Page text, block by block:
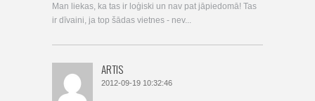
Man liekas, ka tas ir loģiski un nav pat jāpiedomā! Tas
ir dīvaini, ja top šādas vietnes - nev...
ARTIS
2012-09-19 10:32:46